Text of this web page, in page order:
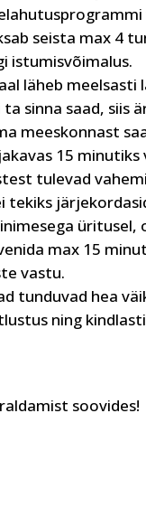
seista max 4
istumisvõimalus.
läheb
ta sinna saad, siis
meeskonnast
15 minutiks
tulevad
tekiks
max 15
vastu.
tunduvad hea
ning
soovides!